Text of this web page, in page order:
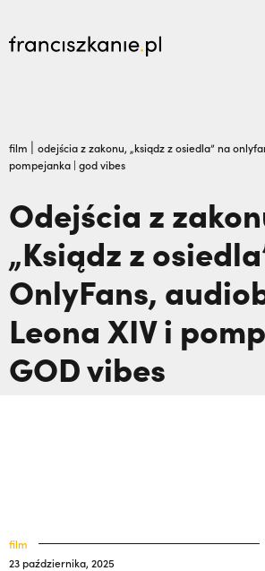
jubileusz
wydarzenia
dokumenty
biblioteka
prowincja
wydarzenia
prowincja
powołanie
dzieła
misje
zakon
bracia mniejsi
reguła i życie
franciszek
duchowość
księgarnia
wesprzyj
kontakt
najczęściej
„Nie jedź na misje, dopóki
JESTEM,Dlaczego terroryści
film | odejścia z zakonu, „ksiądz z osiedla” na
pompejanka | god vibes
Odejścia z
„Ksiądz z
OnlyFans,
Leona XIV i
GOD vibes
film
23 października, 2025